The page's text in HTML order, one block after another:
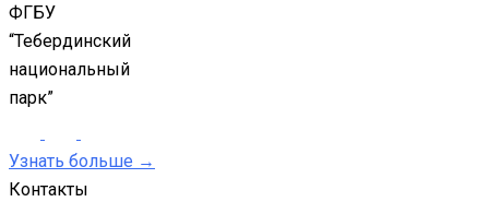
ФГБУ
“Тебердинский
национальный
парк”
Узнать больше →
Контакты